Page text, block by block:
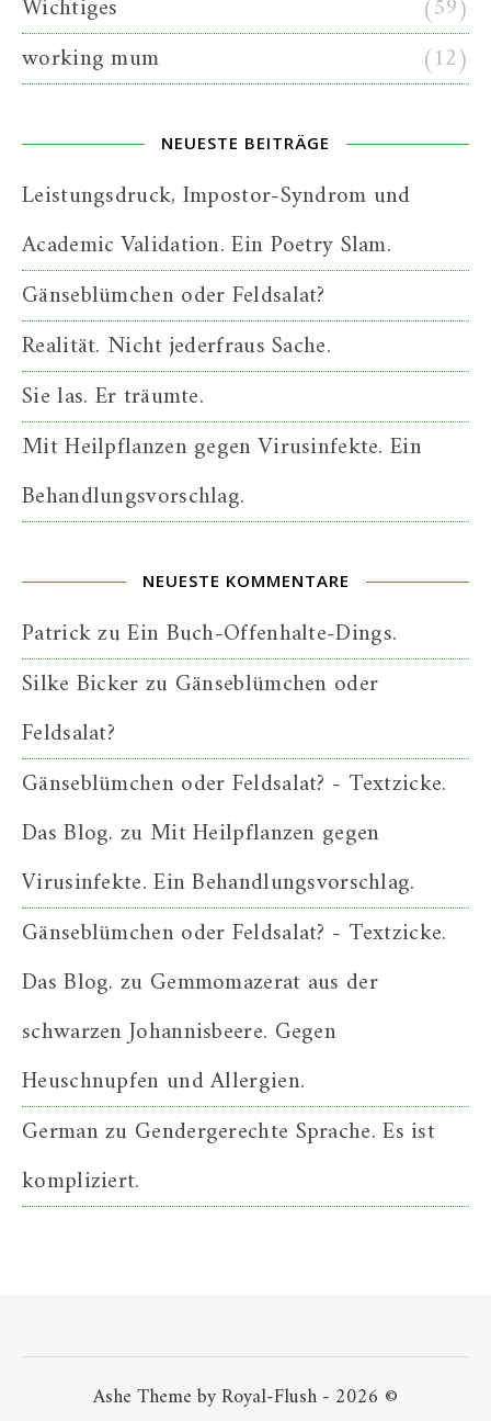
Wichtiges
(59)
working mum
(12)
NEUESTE BEITRÄGE
Leistungsdruck, Impostor-Syndrom und
Academic Validation. Ein Poetry Slam.
Gänseblümchen oder Feldsalat?
Realität. Nicht jederfraus Sache.
Sie las. Er träumte.
Mit Heilpflanzen gegen Virusinfekte. Ein
Behandlungsvorschlag.
NEUESTE KOMMENTARE
PatrickzuEin Buch-Offenhalte-Dings.
Silke Bickerzu Gänseblümchen oder
Feldsalat?
Gänseblümchen oder Feldsalat? - Textzicke.
Das Blog. zu Mit Heilpflanzen gegen
Virusinfekte. Ein Behandlungsvorschlag.
Gänseblümchen oder Feldsalat? - Textzicke.
Das Blog. zu Gemmomazerat aus der
schwarzen Johannisbeere. Gegen
Heuschnupfen und Allergien.
Germanzu Gendergerechte Sprache. Es ist
kompliziert.
Ashe Theme by Royal-Flush - 2026 ©